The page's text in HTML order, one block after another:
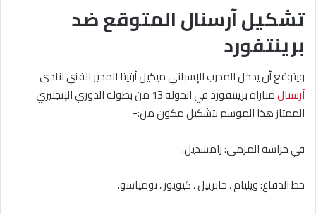
تشكيل آرسنال المتوقع ضد
برينتفورد
ويتوقع أن يدخل المدرب الإسباني ميكيل أرتيتا المدير الفني لنادي
آرسنال
مباراة برينتفورد في الجولة 13 من بطولة الدوري الإنجليزي
الممتاز هذا الموسم بتشكيل مكون من:-
في حراسة المرمى: رامسديل.
خط الدفاع: ويليام ، جابرييل ، كيويور ، تومياسو.